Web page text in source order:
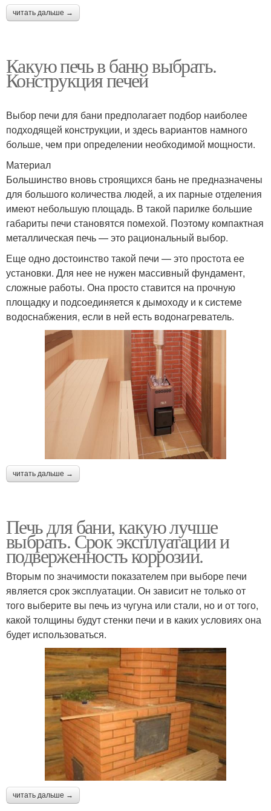
Железные печи Чугунные печи
Сварная печь Железная печь
Печки для бани Металлическая печь
Печь из кирпича Каменка для бани
Печи с каменкой Печи из кирпича
Печь с прямым
читать дальше →
Какую печь в баню выбрать.
Конструкция печей
Выбор печи для бани предполагает подбор наиболее
подходящей конструкции, и здесь вариантов намного
больше, чем при определении необходимой мощности.
Материал
Большинство вновь строящихся бань не предназначены
для большого количества людей, а их парные отделения
имеют небольшую площадь. В такой парилке большие
габариты печи становятся помехой. Поэтому компактная
металлическая печь — это рациональный выбор.
Еще одно достоинство такой печи — это простота ее
установки. Для нее не нужен массивный фундамент,
сложные работы. Она просто ставится на прочную
площадку и подсоединяется к дымоходу и к системе
водоснабжения, если в ней есть водонагреватель.
читать дальше →
Печь для бани, какую лучше
выбрать. Срок эксплуатации и
подверженность коррозии.
Вторым по значимости показателем при выборе печи
является срок эксплуатации. Он зависит не только от
того выберите вы печь из чугуна или стали, но и от того,
какой толщины будут стенки печи и в каких условиях она
будет использоваться.
читать дальше →